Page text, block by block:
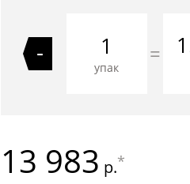
-
упак
=
13 983 р.*